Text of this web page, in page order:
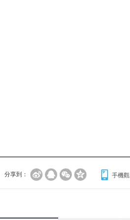
分享到： 手機